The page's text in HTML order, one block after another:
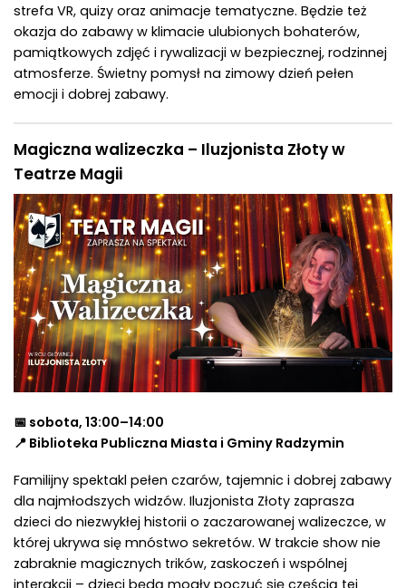
strefa VR, quizy oraz animacje tematyczne. Będzie też
okazja do zabawy w klimacie ulubionych bohaterów,
pamiątkowych zdjęć i rywalizacji w bezpiecznej, rodzinnej
atmosferze. Świetny pomysł na zimowy dzień pełen
emocji i dobrej zabawy.
Magiczna walizeczka – Iluzjonista Złoty w
Teatrze Magii
📅 sobota, 13:00–14:00
📍 Biblioteka Publiczna Miasta i Gminy Radzymin
Familijny spektakl pełen czarów, tajemnic i dobrej zabawy
dla najmłodszych widzów. Iluzjonista Złoty zaprasza
dzieci do niezwykłej historii o zaczarowanej walizeczce, w
której ukrywa się mnóstwo sekretów. W trakcie show nie
zabraknie magicznych trików, zaskoczeń i wspólnej